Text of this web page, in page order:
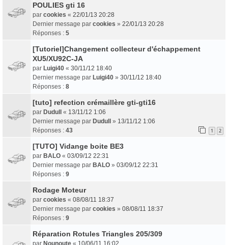
POULIES gti 16
par cookies « 22/01/13 20:28
Dernier message par cookies » 22/01/13 20:28
Réponses : 5
[Tutoriel]Changement collecteur d'échappement
XU5/XU92C-JA
par Luigi40 « 30/11/12 18:40
Dernier message par Luigi40 » 30/11/12 18:40
Réponses : 8
[tuto] refection crémaillère gti-gti16
par Dudull « 13/11/12 1:06
Dernier message par Dudull » 13/11/12 1:06
Réponses : 43 1 2
[TUTO] Vidange boite BE3
par BALO « 03/09/12 22:31
Dernier message par BALO » 03/09/12 22:31
Réponses : 9
Rodage Moteur
par cookies « 08/08/11 18:37
Dernier message par cookies » 08/08/11 18:37
Réponses : 9
Réparation Rotules Triangles 205/309
par Nounoute « 10/06/11 16:02